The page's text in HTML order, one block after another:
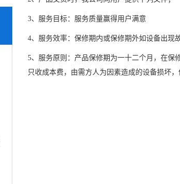
3、服务目标：服务质量赢得用户满意
4、服务效率：保修期内或保修期外如设备出现
5、服务原则：产品保修期为一十二个月，在保
只收成本费，由需方人为因素造成的设备损坏